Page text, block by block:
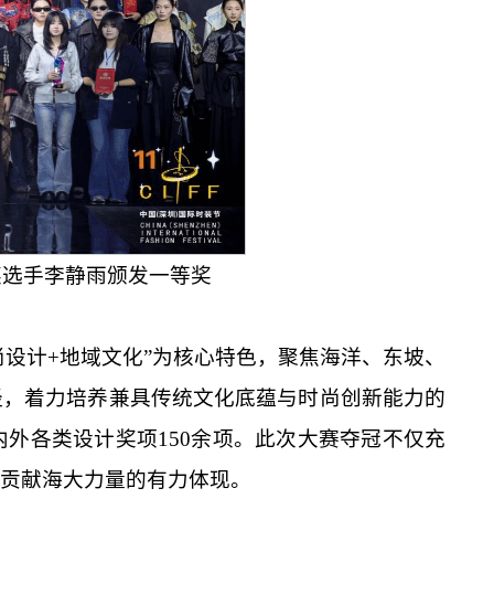
手李静雨颁发一等奖
计+地域文化”为核心特色，聚焦海洋、东坡、
着力培养兼具传统文化底蕴与时尚创新能力的
各类设计奖项150余项。此次大赛夺冠不仅充
献海大力量的有力体现。